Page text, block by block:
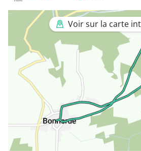
Voir sur la carte